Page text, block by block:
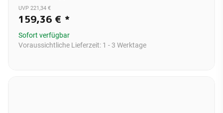
UVP 221,34 €
159,36 € *
Sofort verfügbar
Voraussichtliche Lieferzeit: 1 - 3 Werktage